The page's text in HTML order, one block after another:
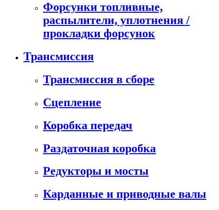
Форсунки топливные,
распылители, уплотнения /
прокладки форсунок
Трансмиссия
Трансмиссия в сборе
Сцепление
Коробка передач
Раздаточная коробка
Редукторы и мосты
Карданные и приводные валы